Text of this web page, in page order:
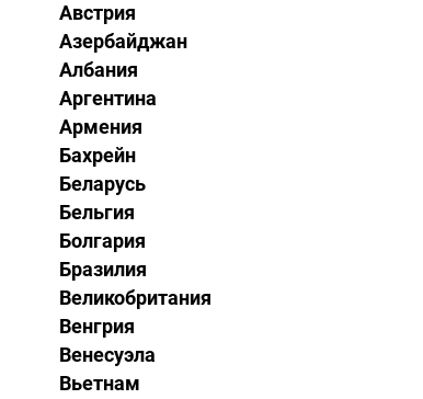
Австрия
Азербайджан
Албания
Аргентина
Армения
Бахрейн
Беларусь
Бельгия
Болгария
Бразилия
Великобритания
Венгрия
Венесуэла
Вьетнам